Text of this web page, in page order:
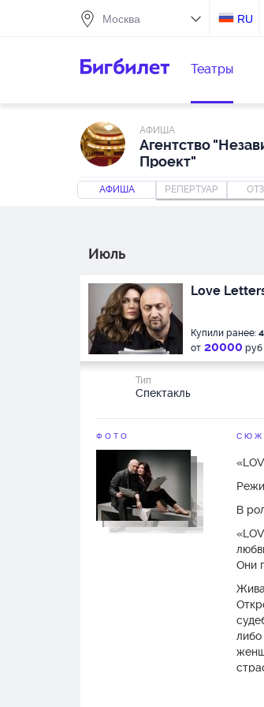
RU
Театры
АФИША
Агентство
Проект"
АФИША РЕПЕРТУАР
Июль
Love
Купили ранее:
от 20000 руб
Тип
Спектакль
ФОТО
В
Они
либо